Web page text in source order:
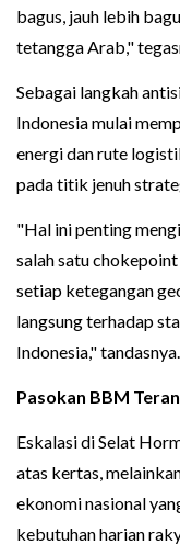
bagus, jauh lebih
tetangga Arab,"
Sebagai langkah
Indonesia mulai
energi dan rute
pada titik jenuh
"Hal ini penting
salah satu
setiap ketegangan
langsung terhadap
Indonesia," tandasnya.
Pasokan BBM
Eskalasi di Selat
atas kertas,
ekonomi nasional
kebutuhan harian